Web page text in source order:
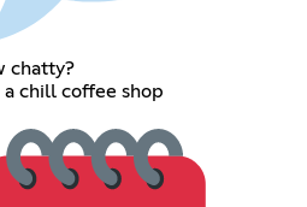
chatty?
a chill coffee shop